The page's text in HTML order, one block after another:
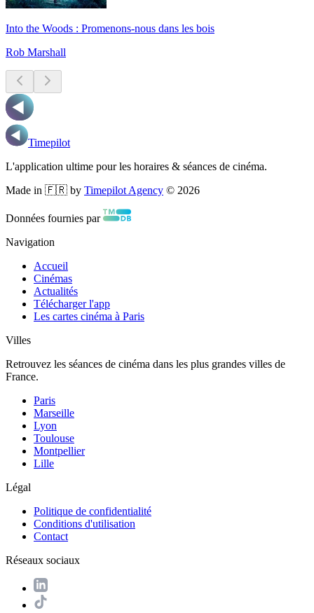
Into the Woods : Promenons-nous dans les bois
Rob Marshall
Timepilot
L'application ultime pour les horaires & séances de cinéma.
Made in 🇫🇷 by Timepilot Agency © 2026
Données fournies par
Navigation
Accueil
Cinémas
Actualités
Télécharger l'app
Les cartes cinéma à Paris
Villes
Retrouvez les séances de cinéma dans les plus grandes villes de
France.
Paris
Marseille
Lyon
Toulouse
Montpellier
Lille
Légal
Politique de confidentialité
Conditions d'utilisation
Contact
Réseaux sociaux